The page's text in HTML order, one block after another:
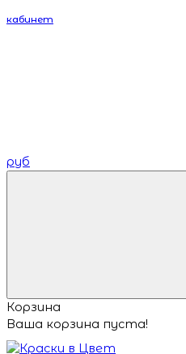
кабинет
руб
Корзина
Ваша корзина пуста!